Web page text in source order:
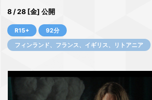
8 / 28 [金] 公開
R15+
92分
フィンランド、フランス、イギリス、リトアニア